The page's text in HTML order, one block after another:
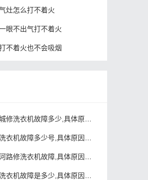
灶怎么打不着火
眼不出气打不着火
不着火也不会吸烟
衣机故障多少,具体原因和详细解决方法
机故障多少号,具体原因和详细解决方法
修洗衣机故障,具体原因和详细解决方法
机故障是多少,具体原因和详细解决方法